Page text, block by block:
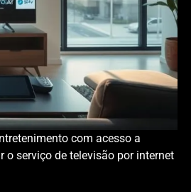
com acesso a
serviço de televisão por internet